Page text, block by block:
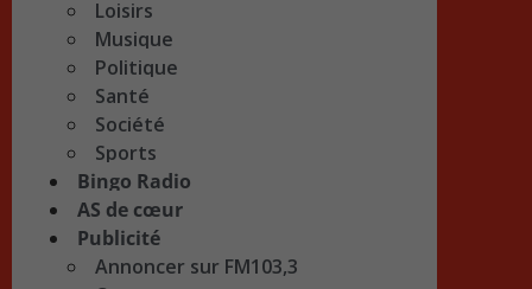
Loisirs
Musique
Politique
Santé
Société
Sports
Bingo Radio
AS de cœur
Publicité
Annoncer sur FM103,3